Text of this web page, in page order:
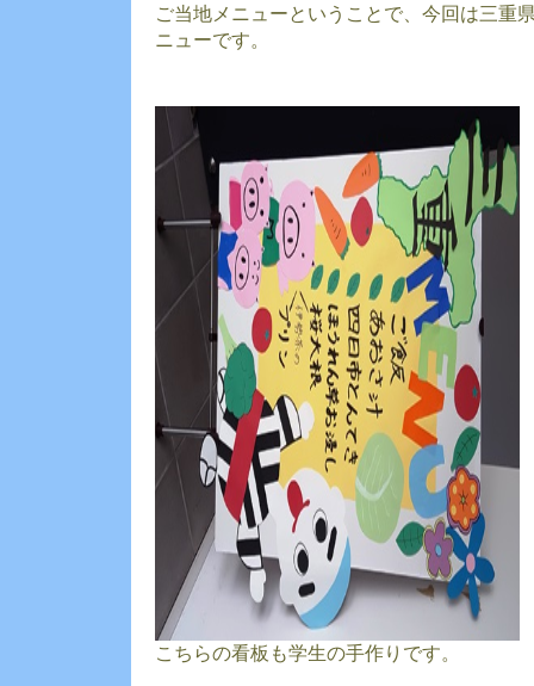
ご当地メニューということで、今回は三重
ニューです。
こちらの看板も学生の手作りです。